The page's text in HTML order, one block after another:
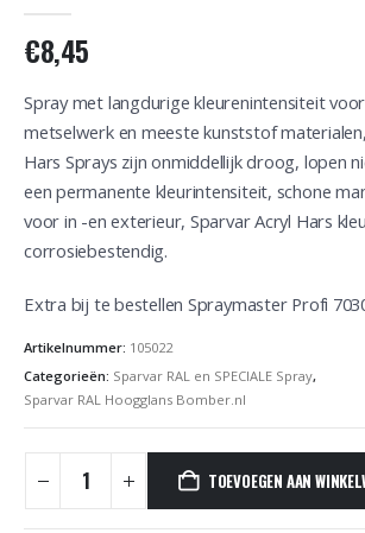
€8,45
Spray met langdurige kleurenintensiteit
metselwerk en meeste kunststof
Hars Sprays zijn onmiddellijk droog, lopen
een permanente kleurintensiteit, schone
voor in -en exterieur, Sparvar Acryl Hars
corrosiebestendig.
Extra bij te bestellen Spraymaster Profi
Artikelnummer: 105022
Categorieën: Sparvar RAL en SPECIALE Spray,
Sparvar RAL Hoogglans Bomber.nl
TOEVOEGEN AAN